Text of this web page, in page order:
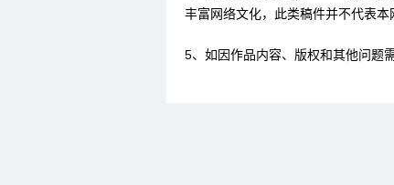
丰富网络文化，此类稿件并不代表本
5、如因作品内容、版权和其他问题